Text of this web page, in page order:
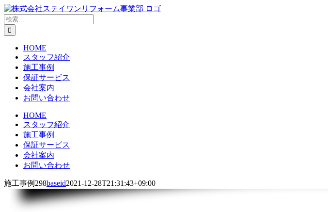
Skip
to
content
検
索
…
HOME
スタッフ紹介
施工事例
保証サービス
会社案内
お問い合わせ
HOME
スタッフ紹介
施工事例
保証サービス
会社案内
お問い合わせ
施工事例298baseid2021-12-28T21:31:43+09:00